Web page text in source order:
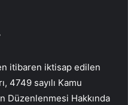
itibaren iktisap edilen
4749 sayılı Kamu
Düzenlenmesi Hakkında